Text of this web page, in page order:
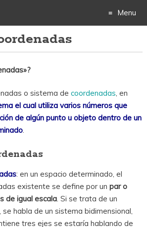
Menu
o sistema de coordenadas, en
el cual utiliza varios números que
de algún punto u objeto dentro de un
.
: en un espacio determinado, el
existente se define por un par o
de igual escala. Si se trata de un
habla de un sistema bidimensional,
tres ejes se estaría hablando de